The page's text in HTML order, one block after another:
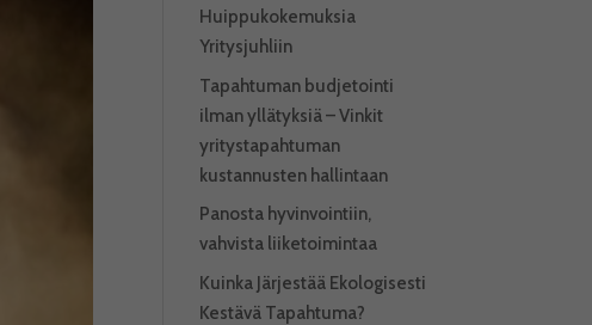
Huippukokemuksia
Yritysjuhliin
Tapahtuman budjetointi
ilman yllätyksiä – Vinkit
yritystapahtuman
kustannusten hallintaan
Panosta hyvinvointiin,
vahvista liiketoimintaa
Kuinka Järjestää Ekologisesti
Kestävä Tapahtuma?